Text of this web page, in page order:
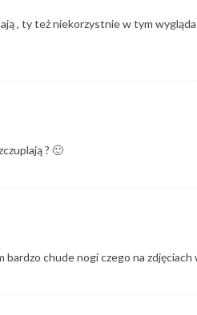
, ty też niekorzystnie w tym
? 🙂
bardzo chude nogi czego na zdjęciach